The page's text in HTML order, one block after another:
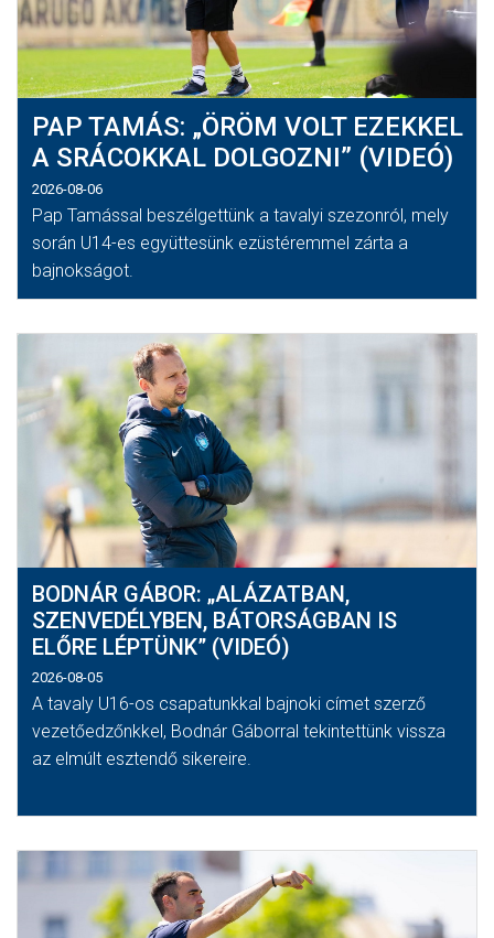
SZURKOLÓI ÉLMÉNYEK
VEZETŐSÉG
PAP TAMÁS: „ÖRÖM VOLT EZEKKEL
A SRÁCOKKAL DOLGOZNI” (VIDEÓ)
2026-08-06
Pap Tamással beszélgettünk a tavalyi szezonról, mely
során U14-es együttesünk ezüstéremmel zárta a
bajnokságot.
BODNÁR GÁBOR: „ALÁZATBAN,
SZENVEDÉLYBEN, BÁTORSÁGBAN IS
ELŐRE LÉPTÜNK” (VIDEÓ)
2026-08-05
A tavaly U16-os csapatunkkal bajnoki címet szerző
vezetőedzőnkkel, Bodnár Gáborral tekintettünk vissza
az elmúlt esztendő sikereire.